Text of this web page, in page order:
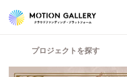
プロジェクトを探す